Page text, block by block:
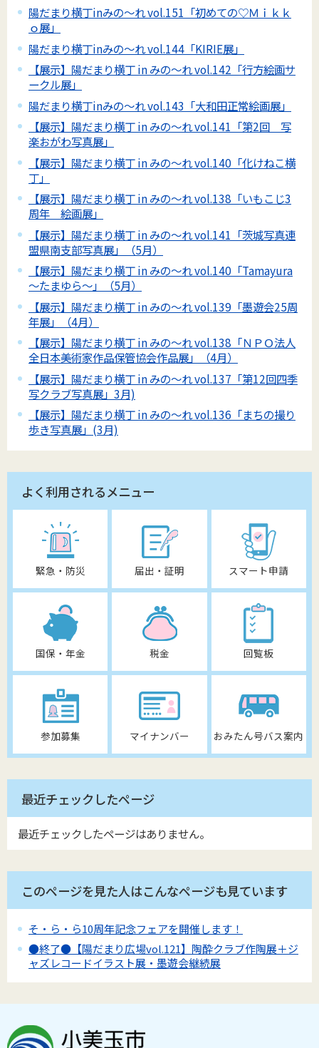
陽だまり横丁inみの～れ vol.151「初めての♡Ｍｉｋｋ
ｏ展」
陽だまり横丁inみの～れ vol.144「KIRIE展」
【展示】陽だまり横丁 in みの～れ vol.142「行方絵画サ
ークル展」
陽だまり横丁inみの～れ vol.143「大和田正常絵画展」
【展示】陽だまり横丁 in みの～れ vol.141「第2回 写
楽おがわ写真展」
【展示】陽だまり横丁 in みの～れ vol.140「化けねこ横
丁」
【展示】陽だまり横丁 in みの～れ vol.138「いもこじ3
周年 絵画展」
【展示】陽だまり横丁 in みの～れ vol.141「茨城写真連
盟県南支部写真展」（5月）
【展示】陽だまり横丁 in みの～れ vol.140「Tamayura
～たまゆら～」（5月）
【展示】陽だまり横丁 in みの～れ vol.139「墨遊会25周
年展」（4月）
【展示】陽だまり横丁 in みの～れ vol.138「ＮＰＯ法人
全日本美術家作品保管協会作品展」（4月）
【展示】陽だまり横丁 in みの～れ vol.137「第12回四季
写クラブ写真展」3月)
【展示】陽だまり横丁 in みの～れ vol.136「まちの撮り
歩き写真展」(3月)
よく利用されるメニュー
緊急・防災 届出・証明 スマート申請
国保・年金 税金 回覧板
参加募集 マイナンバー おみたん号バス案内
最近チェックしたページ
最近チェックしたページはありません。
このページを見た人はこんなページも見ています
そ・ら・ら10周年記念フェアを開催します！
●終了●【陽だまり広場vol.121】陶酔クラブ作陶展＋ジ
ャズレコードイラスト展・墨遊会継続展